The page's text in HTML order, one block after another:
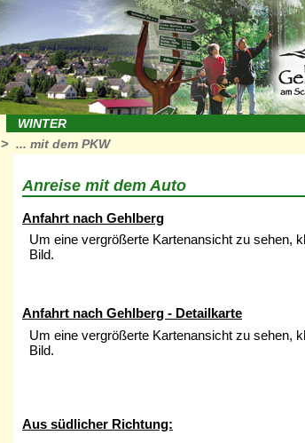
WINTER
> ... mit dem PKW
Anreise mit dem Auto
Anfahrt nach Gehlberg
Um eine vergrößerte Kartenansicht zu sehen,
Bild.
Anfahrt nach Gehlberg - Detailkarte
Um eine vergrößerte Kartenansicht zu sehen,
Bild.
Aus südlicher Richtung: